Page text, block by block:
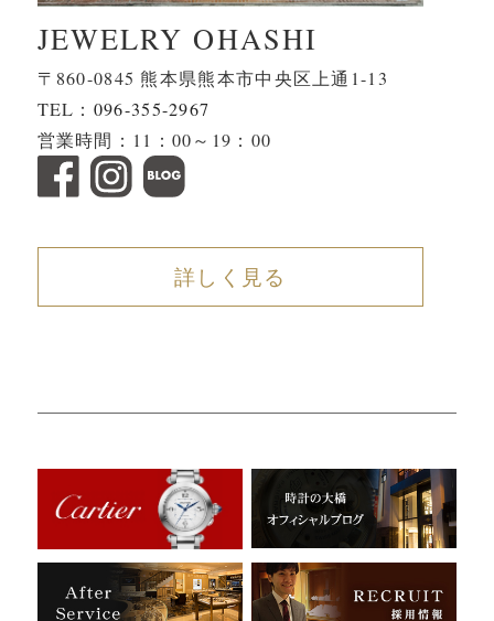
JEWELRY OHASHI
〒860-0845 熊本県熊本市中央区上通1-13
TEL： 096-355-2967
営業時間：11：00～19：00
詳しく見る